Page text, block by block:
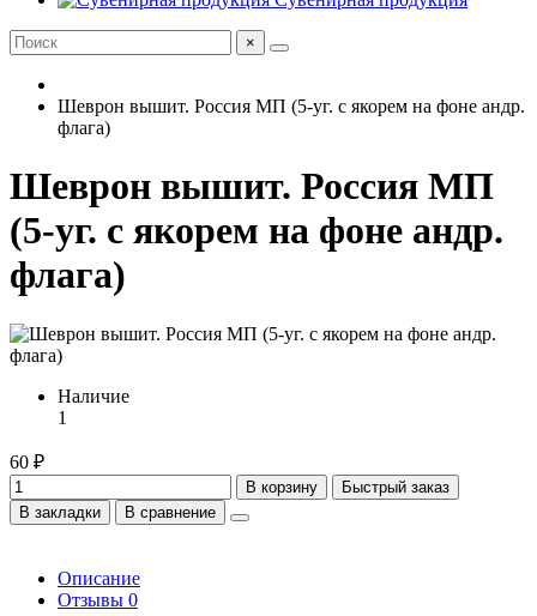
×
Шеврон вышит. Россия МП (5-уг. с якорем на фоне андр.
флага)
Шеврон вышит. Россия МП
(5-уг. с якорем на фоне андр.
флага)
Наличие
1
60 ₽
В корзину
Быстрый заказ
В закладки
В сравнение
Описание
Отзывы 0